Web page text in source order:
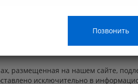
размещенная на нашем сайте,
исключительно в
Позвонить